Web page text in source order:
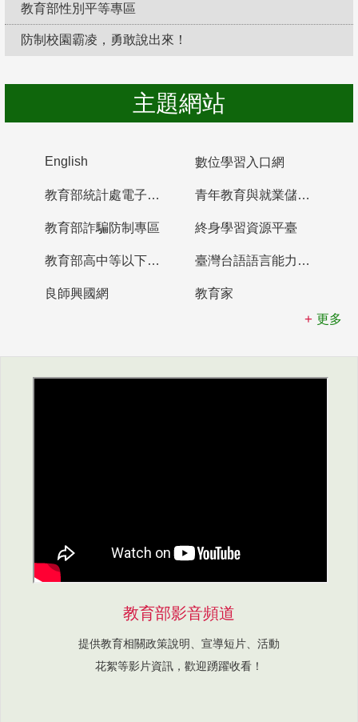
教育部性別平等專區
防制校園霸凌，勇敢說出來！
主題網站
English 數位學習入口網
教育部統計處電子書櫃 青年教育與就業儲蓄帳戶
教育部詐騙防制專區 終身學習資源平臺
教育部高中等以下學校及幼兒園教師資格檢定考試 臺灣台語語言能力認證網站
良師興國網
教育家
更多
教育部影音頻道
提供教育相關政策說明、宣導短片、活動
花絮等影片資訊，歡迎踴躍收看！